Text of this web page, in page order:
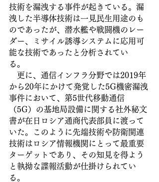
技術を漏洩する事件が起きている。漏
洩した半導体技術は一見民生用途のも
のであったが、潜水艦や戦闘機のレー
ダー、ミサイル誘導システムに応用可
能な技術であったと分析されてい
る。
更に、通信インフラ分野では2019年
から20年にかけて発覚した5G機密漏洩
事件において、第5世代移動通信
（5G）の基地局設備に関する社外秘文
書が在日ロシア通商代表部員に渡って
いた。このように先端技術や防衛関連
技術はロシア情報機関にとって最重要
ターゲットであり、その知見を得よう
と執拗な諜報活動が仕掛けられてい
る。